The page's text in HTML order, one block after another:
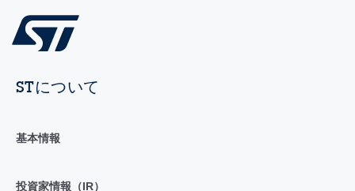
STについて
基本情報
投資家情報（IR）